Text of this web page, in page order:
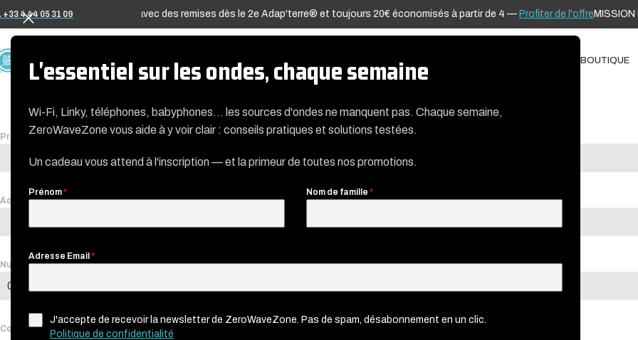
L'essentiel sur les ondes, chaque semaine
Wi-Fi, Linky, téléphones, babyphones… les sources d'ondes ne manquent pas. Chaque semaine,
ZeroWaveZone vous aide à y voir clair : conseils pratiques et solutions testées.
Un cadeau vous attend à l'inscription — et la primeur de toutes nos promotions.
Prénom* Nom de famille *
Adresse Email *
J'accepte de recevoir la newsletter de ZeroWaveZone. Pas de spam, désabonnement en un clic.
Politique de confidentialité
+33 4 44 05 31 09
A et USB-C à volonté, avec des remises dès le 2e Adap'terre® et toujours 20€ économisés à partir de 4 —Profiter de l'offreMISSION
A PROPOS TÉLÉDIAGNOSTIC BOUTIQUE
Prénom*
Adresse Email*
Numéro de téléphone*
Comment préférez-vous être recontacté.e ?